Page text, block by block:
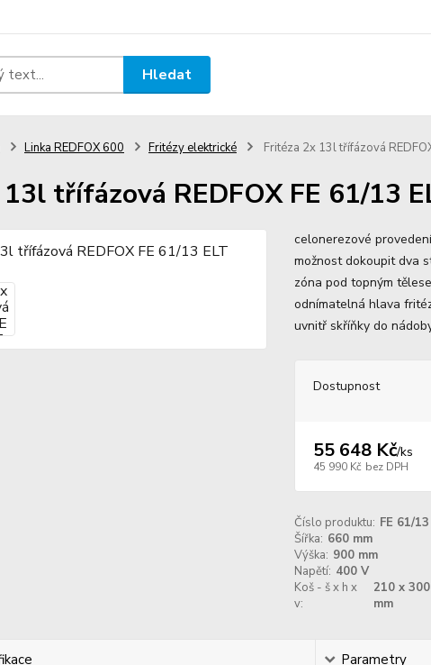
Hledat
Linka REDFOX 600 Fritézy elektrické Fritéza 2x 13l třífázová
třífázová REDFOX FE 61/13
celonerezové
možnost dokoupit dva
zóna pod topným
odnímatelná hlava
uvnitř skříňky do
Dostupnost
55 648 Kč/ks
45 990 Kč bez DPH
Číslo produktu: FE 61/
Šířka: 660 mm
Výška: 900 mm
Napětí: 400 V
Koš - š x h x
v:
210 x
mm
Parametry